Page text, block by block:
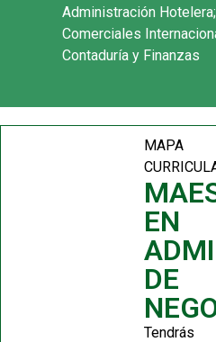
Administración
Comerciales
Contaduría y Finanzas
MAPA
EN
DE
Tendrás